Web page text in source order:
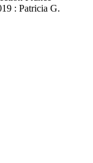
: Patricia G.